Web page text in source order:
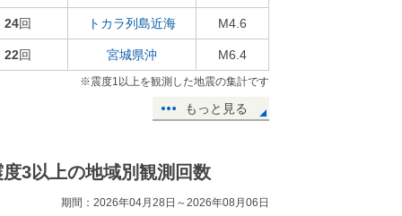
24回 トカラ列島近海 M4.6
22回 宮城県沖 M6.4
※震度1以上を観測した地震の集計です
もっと見る
度3以上の地域別観測回数
期間：2026年04月28日～2026年08月06日